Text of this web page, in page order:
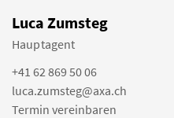
Luca Zumsteg
Hauptagent
+41 62 869 50 06
luca.zumsteg@axa.ch
Termin vereinbaren